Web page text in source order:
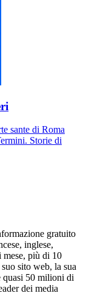
sante di Roma
Storie di
gratuito
inglese,
mese, più di 10
sito web, la sua
quasi 50 milioni di
dei media